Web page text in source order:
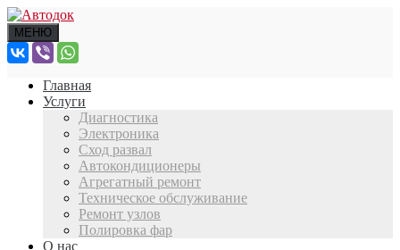
МЕНЮ
Главная
Услуги
Диагностика
Электроника
Сход развал
Автокондиционеры
Агрегатный ремонт
Техническое обслуживание
Ремонт узлов
Полировка фар
О нас